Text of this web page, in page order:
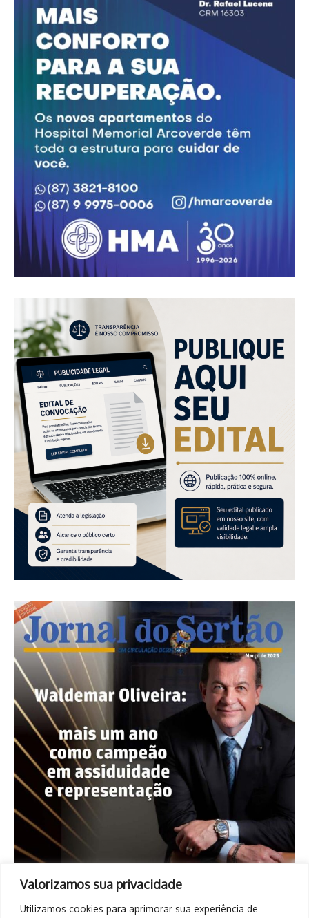
Valorizamos sua privacidade
Utilizamos cookies para aprimorar sua experiência de